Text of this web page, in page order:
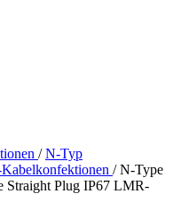
/ N-Typ
/ N-Type
Straight Plug IP67 LMR-